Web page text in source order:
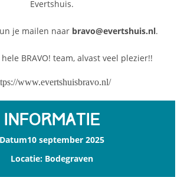
Evertshuis.
je mailen naar bravo@evertshuis.nl.
BRAVO! team, alvast veel plezier!!
www.evertshuisbravo.nl/
Informatie
Datum10 september 2025
Locatie: Bodegraven